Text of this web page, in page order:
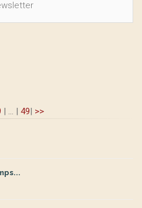
| ... | 49| >>